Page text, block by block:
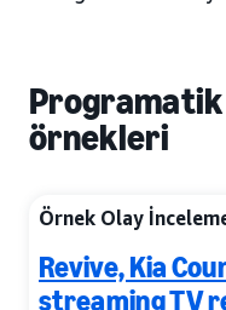
örnekleri
Örnek Olay
Revive, Kia
streaming TV